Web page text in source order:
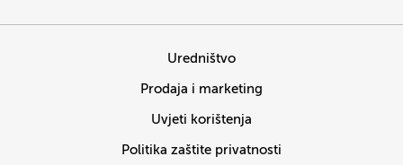
Uredništvo
Prodaja i marketing
Uvjeti korištenja
Politika zaštite privatnosti